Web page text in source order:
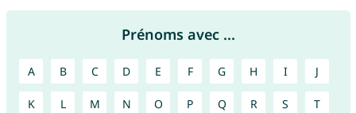
Prénoms avec ...
A B C D E F G H I J
K L M N O P Q R S T